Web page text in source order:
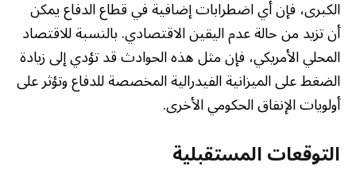
الكبرى، فإن أي اضطرابات إضافية في قطاع الدفاع يمكن
أن تزيد من حالة عدم اليقين الاقتصادي. بالنسبة للاقتصاد
المحلي الأمريكي، فإن مثل هذه الحوادث قد تؤدي إلى زيادة
الضغط على الميزانية الفيدرالية المخصصة للدفاع وتؤثر على
أولويات الإنفاق الحكومي الأخرى.
التوقعات المستقبلية